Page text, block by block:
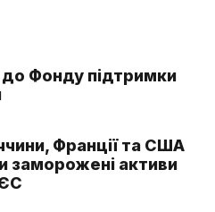
Фонду підтримки
Франції та США
заморожені активи